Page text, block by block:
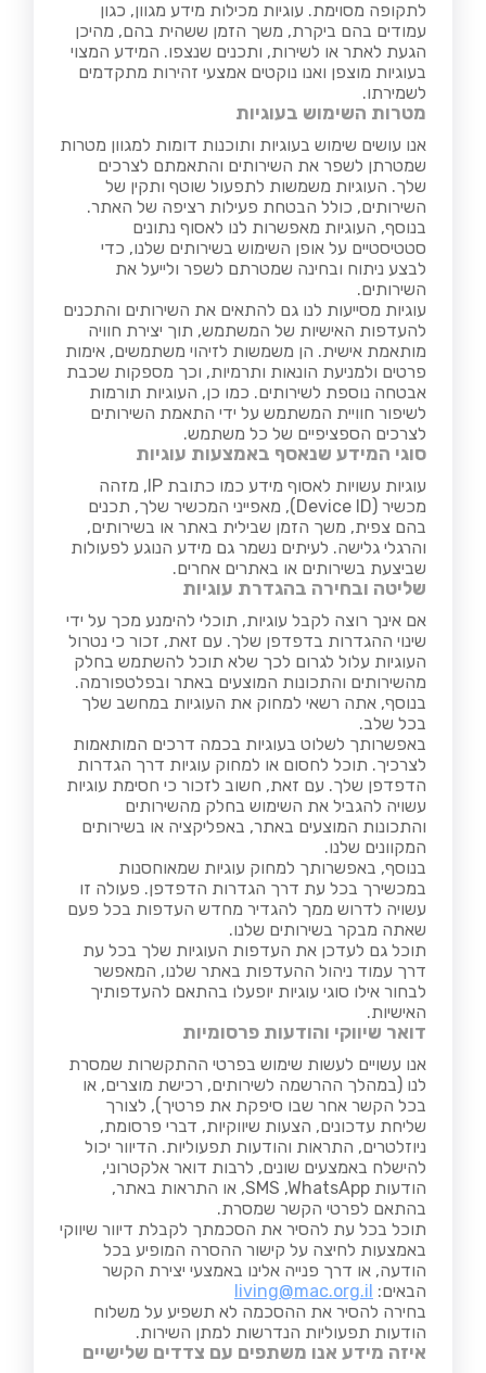
לתקופה מסוימת. עוגיות מכילות מידע מגוון, כגון
עמודים בהם ביקרת, משך הזמן ששהית בהם, מהיכן
הגעת לאתר או לשירות, ותכנים שנצפו. המידע המצוי
בעוגיות מוצפן ואנו נוקטים אמצעי זהירות מתקדמים
לשמירתו.
מטרות השימוש בעוגיות
אנו עושים שימוש בעוגיות ותוכנות דומות למגוון מטרות
שמטרתן לשפר את השירותים והתאמתם לצרכים
שלך. העוגיות משמשות לתפעול שוטף ותקין של
השירותים, כולל הבטחת פעילות רציפה של האתר.
בנוסף, העוגיות מאפשרות לנו לאסוף נתונים
סטטיסטיים על אופן השימוש בשירותים שלנו, כדי
לבצע ניתוח ובחינה שמטרתם לשפר ולייעל את
השירותים.
עוגיות מסייעות לנו גם להתאים את השירותים והתכנים
להעדפות האישיות של המשתמש, תוך יצירת חוויה
מותאמת אישית. הן משמשות לזיהוי משתמשים, אימות
פרטים ולמניעת הונאות ותרמיות, וכך מספקות שכבת
אבטחה נוספת לשירותים. כמו כן, העוגיות תורמות
לשיפור חוויית המשתמש על ידי התאמת השירותים
לצרכים הספציפיים של כל משתמש.
סוגי המידע שנאסף באמצעות עוגיות
עוגיות עשויות לאסוף מידע כמו כתובת IP, מזהה
מכשיר (Device ID), מאפייני המכשיר שלך, תכנים
בהם צפית, משך הזמן שבילית באתר או בשירותים,
והרגלי גלישה. לעיתים נשמר גם מידע הנוגע לפעולות
שביצעת בשירותים או באתרים אחרים.
שליטה ובחירה בהגדרת עוגיות
אם אינך רוצה לקבל עוגיות, תוכלי להימנע מכך על ידי
שינוי ההגדרות בדפדפן שלך. עם זאת, זכור כי נטרול
העוגיות עלול לגרום לכך שלא תוכל להשתמש בחלק
מהשירותים והתכונות המוצעים באתר ובפלטפורמה.
בנוסף, אתה רשאי למחוק את העוגיות במחשב שלך
בכל שלב.
באפשרותך לשלוט בעוגיות בכמה דרכים המותאמות
לצרכיך. תוכל לחסום או למחוק עוגיות דרך הגדרות
הדפדפן שלך. עם זאת, חשוב לזכור כי חסימת עוגיות
עשויה להגביל את השימוש בחלק מהשירותים
והתכונות המוצעים באתר, באפליקציה או בשירותים
המקוונים שלנו.
בנוסף, באפשרותך למחוק עוגיות שמאוחסנות
במכשירך בכל עת דרך הגדרות הדפדפן. פעולה זו
עשויה לדרוש ממך להגדיר מחדש העדפות בכל פעם
שאתה מבקר בשירותים שלנו.
תוכל גם לעדכן את העדפות העוגיות שלך בכל עת
דרך עמוד ניהול ההעדפות באתר שלנו, המאפשר
לבחור אילו סוגי עוגיות יופעלו בהתאם להעדפותיך
האישיות.
דואר שיווקי והודעות פרסומיות
אנו עשויים לעשות שימוש בפרטי ההתקשרות שמסרת
לנו (במהלך ההרשמה לשירותים, רכישת מוצרים, או
בכל הקשר אחר שבו סיפקת את פרטיך), לצורך
שליחת עדכונים, הצעות שיווקיות, דברי פרסומת,
ניוזלטרים, התראות והודעות תפעוליות. הדיוור יכול
להישלח באמצעים שונים, לרבות דואר אלקטרוני,
הודעות SMS ,WhatsApp, או התראות באתר,
בהתאם לפרטי הקשר שמסרת.
תוכל בכל עת להסיר את הסכמתך לקבלת דיוור שיווקי
באמצעות לחיצה על קישור ההסרה המופיע בכל
הודעה, או דרך פנייה אלינו באמצעי יצירת הקשר
הבאים: living@mac.org.il
בחירה להסיר את ההסכמה לא תשפיע על משלוח
הודעות תפעוליות הנדרשות למתן השירות.
איזה מידע אנו משתפים עם צדדים שלישיים